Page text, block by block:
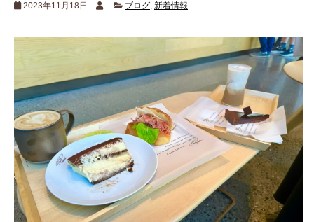
2023年11月18日 ブログ 新着情報